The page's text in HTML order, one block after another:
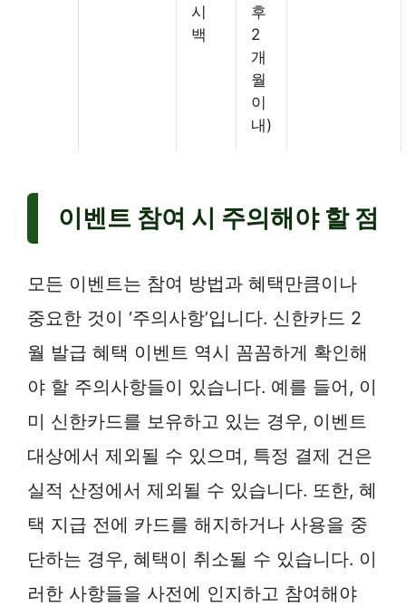
시
백
후
2
개
월
이
내)
이벤트 참여 시 주의해야 할 점
모든 이벤트는 참여 방법과 혜택만큼이나
중요한 것이 ‘주의사항’입니다. 신한카드 2
월 발급 혜택 이벤트 역시 꼼꼼하게 확인해
야 할 주의사항들이 있습니다. 예를 들어, 이
미 신한카드를 보유하고 있는 경우, 이벤트
대상에서 제외될 수 있으며, 특정 결제 건은
실적 산정에서 제외될 수 있습니다. 또한, 혜
택 지급 전에 카드를 해지하거나 사용을 중
단하는 경우, 혜택이 취소될 수 있습니다. 이
러한 사항들을 사전에 인지하고 참여해야